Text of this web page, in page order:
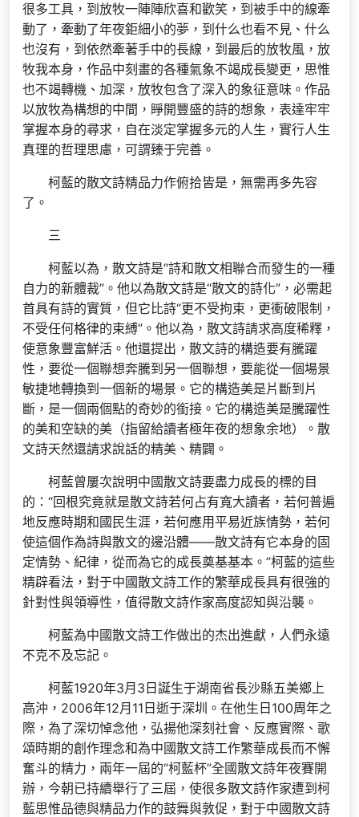
很多工具，到放牧一陣陣欣喜和歡笑，到被手中的線牽
動了，牽動了年夜鉅細小的夢，到什么也看不見、什么
也沒有，到依然牽著手中的長線，到最后的放牧風，放
牧我本身，作品中刻畫的各種氣象不竭成長變更，思惟
也不竭轉機、加深，放牧包含了深入的象征意味。作品
以放牧為構想的中間，睜開豐盛的詩的想象，表達牢牢
掌握本身的尋求，自在淡定掌握多元的人生，實行人生
真理的哲理思慮，可謂臻于完善。
柯藍的散文詩精品力作俯拾皆是，無需再多先容
了。
三
柯藍以為，散文詩是“詩和散文相聯合而發生的一種
自力的新體裁”。他以為散文詩是“散文的詩化”，必需起
首具有詩的實質，但它比詩“更不受拘束，更衝破限制，
不受任何格律的束縛”。他以為，散文詩請求高度稀釋，
使意象豐富鮮活。他還提出，散文詩的構造要有騰躍
性，要從一個聯想奔騰到另一個聯想，要能從一個場景
敏捷地轉換到一個新的場景。它的構造美是片斷到片
斷，是一個兩個點的奇妙的銜接。它的構造美是騰躍性
的美和空缺的美（指留給讀者極年夜的想象余地）。散
文詩天然還請求說話的精美、精闢。
柯藍曾屢次說明中國散文詩要盡力成長的標的目
的：“回根究竟就是散文詩若何占有寬大讀者，若何普遍
地反應時期和國民生涯，若何應用平易近族情勢，若何
使這個作為詩與散文的邊沿體——散文詩有它本身的固
定情勢、紀律，從而為它的成長奠基基本。”柯藍的這些
精辟看法，對于中國散文詩工作的繁華成長具有很強的
針對性與領導性，值得散文詩作家高度認知與沿襲。
柯藍為中國散文詩工作做出的杰出進獻，人們永遠
不克不及忘記。
柯藍1920年3月3日誕生于湖南省長沙縣五美鄉上
高沖，2006年12月11日逝于深圳。在他生日100周年之
際，為了深切悼念他，弘揚他深刻社會、反應實際、歌
頌時期的創作理念和為中國散文詩工作繁華成長而不懈
奮斗的精力，兩年一屆的“柯藍杯”全國散文詩年夜賽開
辦，今朝已持續舉行了三屆，使很多散文詩作家遭到柯
藍思惟品德與精品力作的鼓舞與敦促，對于中國散文詩